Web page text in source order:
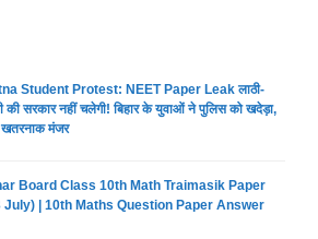
Student Protest: NEET Paper Leak लाठी-
की सरकार नहीं चलेगी! बिहार के युवाओं ने पुलिस को खदेड़ा,
मंजर
Board Class 10th Math Traimasik Paper
July) | 10th Maths Question Paper Answer